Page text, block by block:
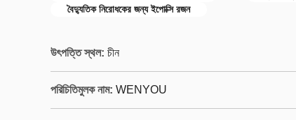
বৈদ্যুতিক নিরোধকের জন্য ইপোক্সি রজন
উৎপত্তি স্থল: চীন
পরিচিতিমুলক নাম: WENYOU